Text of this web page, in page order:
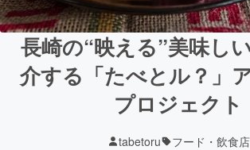
長崎の“映える”美味し
介する「たべとル？」
プロジェクト
tabetoru フード・飲食店